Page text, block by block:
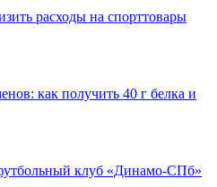
расходы на спорттовары
как получить 40 г белка и
клуб «Динамо-СПб»